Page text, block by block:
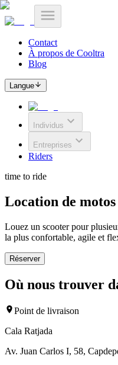
Contact
À propos de Cooltra
Blog
Langue
Individus
Entreprises
Riders
time to ride
Location de
Louez un scooter pour
la plus confortable, agile et
Réserver
Où nous trouver
Point de livraison
Cala Ratjada
Av. Juan Carlos I, 58,